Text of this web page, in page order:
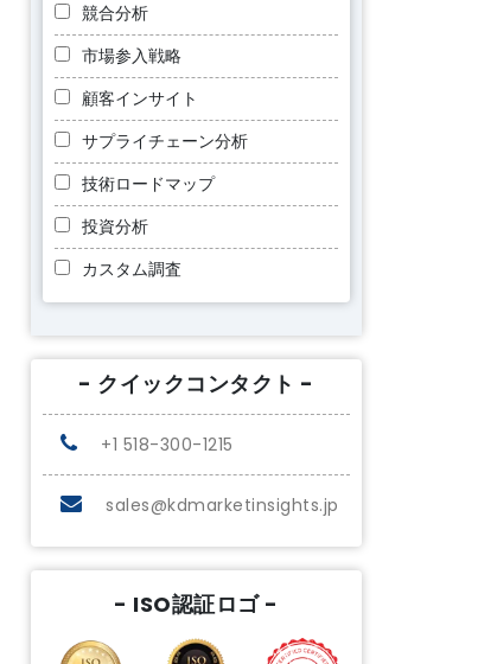
競合分析
市場参入戦略
顧客インサイト
サプライチェーン分析
技術ロードマップ
投資分析
カスタム調査
- クイックコンタクト -
+1 518-300-1215
sales@kdmarketinsights.jp
- ISO認証ロゴ -